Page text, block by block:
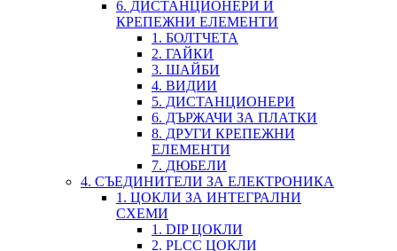
6. ДИСТАНЦИОНЕРИ И
КРЕПЕЖНИ ЕЛЕМЕНТИ
1. БОЛТЧЕТА
2. ГАЙКИ
3. ШАЙБИ
4. ВИДИИ
5. ДИСТАНЦИОНЕРИ
6. ДЪРЖАЧИ ЗА ПЛАТКИ
8. ДРУГИ КРЕПЕЖНИ
ЕЛЕМЕНТИ
7. ДЮБЕЛИ
4. СЪЕДИНИТЕЛИ ЗА ЕЛЕКТРОНИКА
1. ЦОКЛИ ЗА ИНТЕГРАЛНИ
СХЕМИ
1. DIP ЦОКЛИ
2. PLCC ЦОКЛИ